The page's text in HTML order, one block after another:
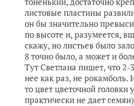
листовые пластины
он бы значительно
по высоте и, разумеется,
скажу, но листьев было
8 точно было, а может и
Тут Светлана пишет, что 2-
нее как раз, не
то цвет цветочной головки
практически не дает